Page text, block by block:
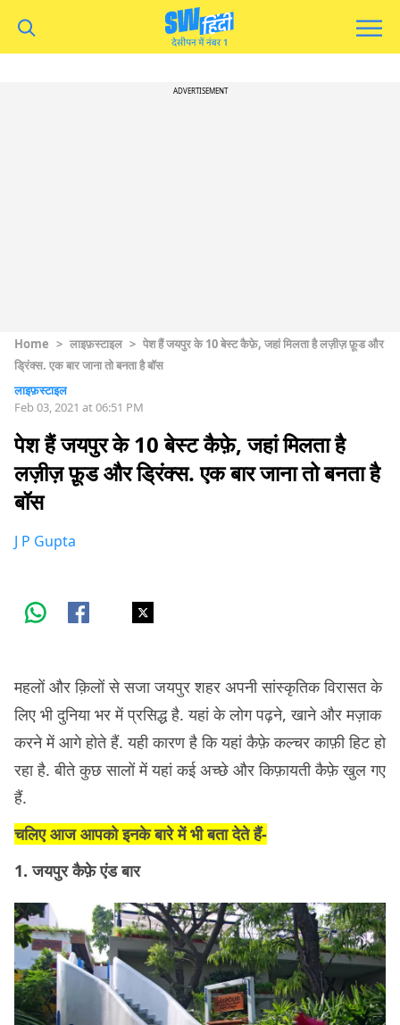
ADVERTISEMENT
Home > लाइफ़स्टाइल > पेश हैं जयपुर के 10 बेस्ट कैफ़े, जहां मिलता है लज़ीज़ फ़ूड और
ड्रिंक्स. एक बार जाना तो बनता है बॉस
लाइफ़स्टाइल
Feb 03, 2021 at 06:51 PM
पेश हैं जयपुर के 10 बेस्ट कैफ़े, जहां मिलता है
लज़ीज़ फ़ूड और ड्रिंक्स. एक बार जाना तो बनता है
बॉस
J P Gupta
महलों और क़िलों से सजा जयपुर शहर अपनी सांस्कृतिक विरासत के
लिए भी दुनिया भर में प्रसिद्ध है. यहां के लोग पढ़ने, खाने और मज़ाक
करने में आगे होते हैं. यही कारण है कि यहां कैफ़े कल्चर काफ़ी हिट हो
रहा है. बीते कुछ सालों में यहां कई अच्छे और किफ़ायती कैफ़े खुल गए
हैं.
चलिए आज आपको इनके बारे में भी बता देते हैं-
1. जयपुर कैफ़े एंड बार